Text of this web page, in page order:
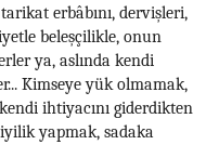
erbâbını, dervişleri,
beleşçilikle, onun
ya, aslında kendi
Kimseye yük olmamak,
ihtiyacını giderdikten
yapmak, sadaka